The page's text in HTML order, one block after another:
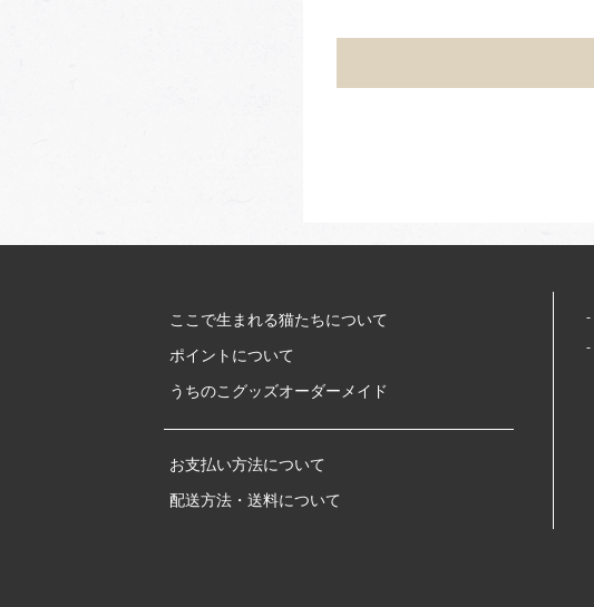
ここで生まれる猫たちについて
ポイントについて
うちのこグッズオーダーメイド
お支払い方法について
配送方法・送料について